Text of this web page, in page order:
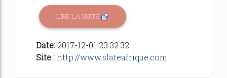
LIRE LA SUITE
Date: 2017-12-01 23:32:32
Site :http://www.slateafrique.com